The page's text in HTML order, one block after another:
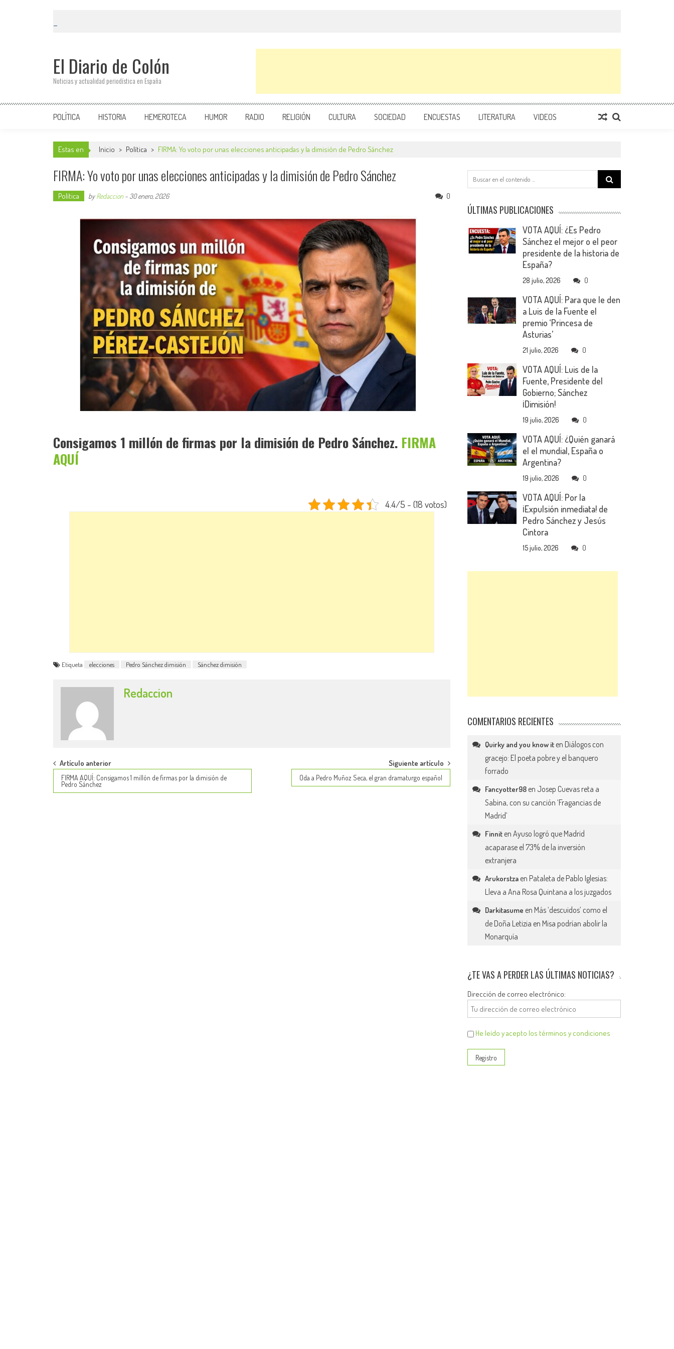
El Diario de Colón
Noticias y actualidad periodística en España
POLÍTICA HISTORIA HEMEROTECA HUMOR RADIO RELIGIÓN CULTURA SOCIEDAD ENCUESTAS LITERATURA VIDEOS
Estas en Inicio > Política > FIRMA: Yo voto por unas elecciones anticipadas y la dimisión de Pedro Sánchez
FIRMA: Yo voto por unas elecciones anticipadas y la dimisión de Pedro Sánchez
Política byRedaccion - 30 enero, 2026 0
Consigamos 1 millón de firmas por la dimisión de Pedro Sánchez. FIRMA
AQUÍ
4.4/5 - (18 votos)
Etiqueta elecciones Pedro Sánchez dimisión Sánchez dimisión
Redaccion
Post
navigation
Artículo anterior
FIRMA AQUÍ: Consigamos 1 millón de firmas por la dimisión de
Pedro Sánchez
Siguiente artículo
Oda a Pedro Muñoz Seca, el gran dramaturgo español
Search
for:
ÚLTIMAS PUBLICACIONES
VOTA AQUÍ: ¿Es Pedro
Sánchez el mejor o el peor
presidente de la historia de
España?
28 julio, 2026 0
VOTA AQUÍ: Para que le den
a Luis de la Fuente el
premio ‘Princesa de
Asturias’
21 julio, 2026 0
VOTA AQUÍ: Luis de la
Fuente, Presidente del
Gobierno; Sánchez
¡Dimisión!
19 julio, 2026 0
VOTA AQUÍ: ¿Quién ganará
el el mundial, España o
Argentina?
19 julio, 2026 0
VOTA AQUÍ: Por la
¡Expulsión inmediata! de
Pedro Sánchez y Jesús
Cintora
15 julio, 2026 0
COMENTARIOS RECIENTES
Quirky and you know it en Diálogos con
gracejo: El poeta pobre y el banquero
forrado
Fancyotter98 en Josep Cuevas reta a
Sabina, con su canción ‘Fragancias de
Madrid’
Finnit enAyuso logró que Madrid
acaparase el 73% de la inversión
extranjera
Arukorstza en Pataleta de Pablo Iglesias:
Lleva a Ana Rosa Quintana a los juzgados
Darkitasume en Más ‘descuidos’ como el
de Doña Letizia en Misa podrían abolir la
Monarquía
¿TE VAS A PERDER LAS ÚLTIMAS NOTICIAS?
Dirección de correo electrónico:
He leído y acepto los términos y condiciones